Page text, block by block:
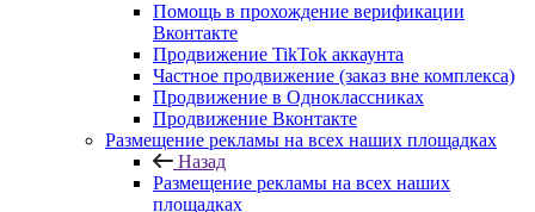
Помощь в прохождение верификации
Вконтакте
Продвижение TikTok аккаунта
Частное продвижение (заказ вне комплекса)
Продвижение в Одноклассниках
Продвижение Вконтакте
Размещение рекламы на всех наших площадках
Назад
Размещение рекламы на всех наших
площадках